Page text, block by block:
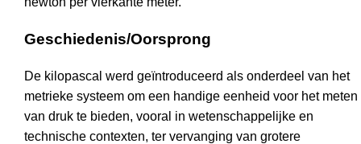
Geschiedenis/Oorsprong
De kilopascal werd geïntroduceerd als onderdeel van het
metrieke systeem om een handige eenheid voor het meten
van druk te bieden, vooral in wetenschappelijke en
technische contexten, ter vervanging van grotere